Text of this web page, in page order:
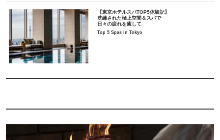
【東京ホテルスパTOP5体験記】
洗練された極上空間＆スパで
日々の疲れを癒して
Top 5 Spas in Tokyo